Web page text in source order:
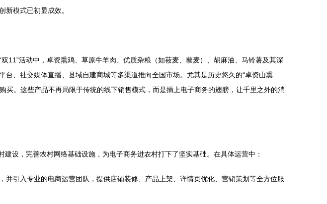
新模式已初显成效。
11”活动中，卓资熏鸡、草原牛羊肉、优质杂粮（如莜麦、藜麦）、胡麻油、马铃薯及其深
、社交媒体直播、县域自建商城等多渠道推向全国市场。尤其是历史悠久的“卓资山熏
买。这些产品不再局限于传统的线下销售模式，而是插上电子商务的翅膀，让千里之外的消
设，完善农村网络基础设施，为电子商务进农村打下了坚实基础。在具体运营中：
引入专业的电商运营团队，提供店铺装修、产品上架、详情页优化、营销策划等全方位服